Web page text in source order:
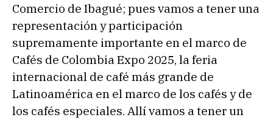
Comercio de Ibagué; pues vamos a tener una
representación y participación
supremamente importante en el marco de
Cafés de Colombia Expo 2025, la feria
internacional de café más grande de
Latinoamérica en el marco de los cafés y de
los cafés especiales. Allí vamos a tener un